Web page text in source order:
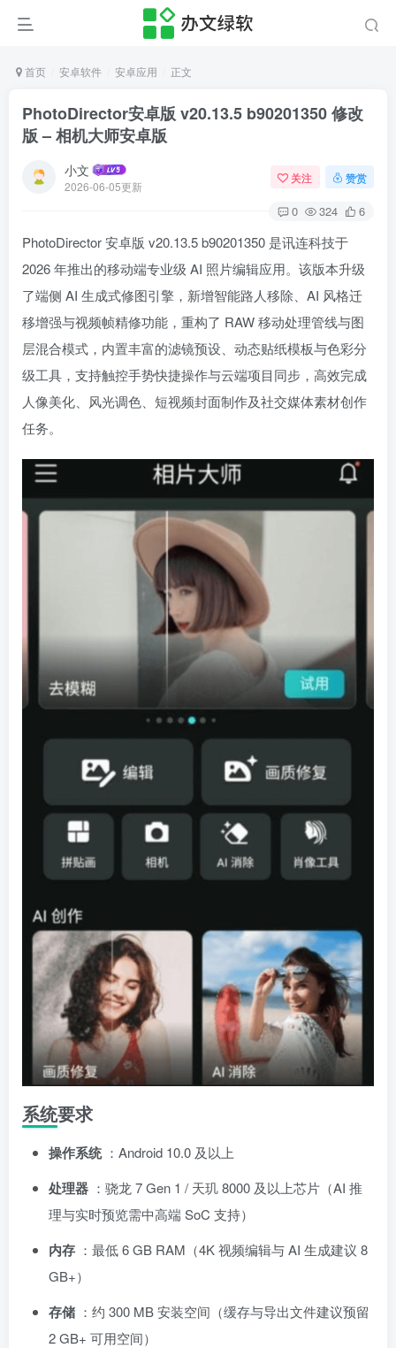
首页 安卓软件 安卓应用 正文
PhotoDirector安卓版 v20.13.5 b90201350 修改
版 – 相机大师安卓版
小文
2026-06-05更新
关注 赞赏
0 324 6
PhotoDirector 安卓版 v20.13.5 b90201350 是讯连科技于
2026 年推出的移动端专业级 AI 照片编辑应用。该版本升级
了端侧 AI 生成式修图引擎，新增智能路人移除、AI 风格迁
移增强与视频帧精修功能，重构了 RAW 移动处理管线与图
层混合模式，内置丰富的滤镜预设、动态贴纸模板与色彩分
级工具，支持触控手势快捷操作与云端项目同步，高效完成
人像美化、风光调色、短视频封面制作及社交媒体素材创作
任务。
系统要求
操作系统：Android 10.0 及以上
处理器 ：骁龙 7 Gen 1 / 天玑 8000 及以上芯片（AI 推
理与实时预览需中高端 SoC 支持）
内存 ：最低 6 GB RAM（4K 视频编辑与 AI 生成建议 8
GB+）
存储 ：约 300 MB 安装空间（缓存与导出文件建议预留
2 GB+ 可用空间）